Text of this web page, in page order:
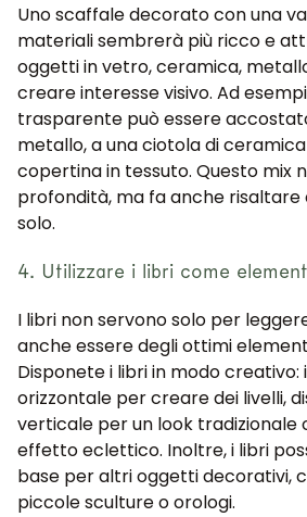
Uno scaffale decorato con una
materiali sembrerà più ricco e
oggetti in vetro, ceramica,
creare interesse visivo. Ad
trasparente può essere
metallo, a una ciotola di
copertina in tessuto. Questo mix
profondità, ma fa anche
solo.
4. Utilizzare i libri come
I libri non servono solo per
anche essere degli ottimi
Disponete i libri in modo creativo:
orizzontale per creare dei livelli,
verticale per un look tradizionale
effetto eclettico. Inoltre, i libri
base per altri oggetti decorativi,
piccole sculture o orologi.